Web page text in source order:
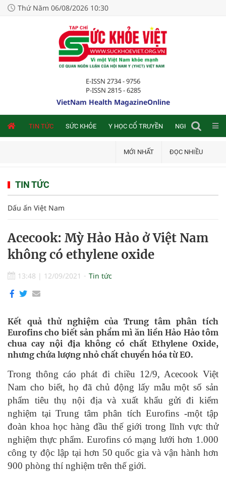
Thứ Năm 06/08/2026 10:30
E-ISSN 2734 - 9756
P-ISSN 2815 - 6285
VietNam Health MagazineOnline
TIN TỨC SỨC KHỎE Y HỌC CỔ TRUYỀN NGHIÊN CỨU
MỚI NHẤT ĐỌC NHIỀU
TIN TỨC
Dấu ấn Việt Nam
Acecook: Mỳ Hảo Hảo ở Việt Nam
không có ethylene oxide
13:48 | 12/09/2021 Tin tức
Kết quả thử nghiệm của Trung tâm phân tích
Eurofins cho biết sản phẩm mì ăn liền Hảo Hảo tôm
chua cay nội địa không có chất Ethylene Oxide,
nhưng chứa lượng nhỏ chất chuyển hóa từ EO.
Trong thông cáo phát đi chiều 12/9, Acecook Việt
Nam cho biết, họ đã chủ động lấy mẫu một số sản
phẩm tiêu thụ nội địa và xuất khẩu gửi đi kiểm
nghiệm tại Trung tâm phân tích Eurofins -một tập
đoàn khoa học hàng đầu thế giới trong lĩnh vực thử
nghiệm thực phẩm. Eurofins có mạng lưới hơn 1.000
công ty độc lập tại hơn 50 quốc gia và vận hành hơn
900 phòng thí nghiệm trên thế giới.